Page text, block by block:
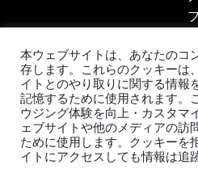
TiDBの最
本ウェブサイトは、あなたのコ
存します。これらのクッキーは
イトとのやり取りに関する情報
記憶するために使用されます。
ウジング体験を向上・カスタマ
ェブサイトや他のメディアの訪
ために使用します。クッキーを
イトにアクセスしても情報は追